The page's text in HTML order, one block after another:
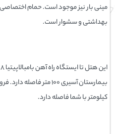
مینی بار نیز موجود است. حمام اختصاصی
بهداشتی و سشوار است.
کیلومتر با شما فاصله دارد.